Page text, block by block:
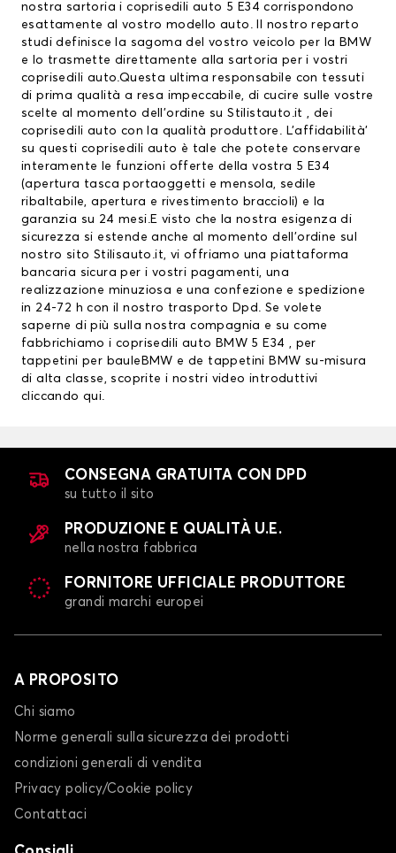
nostra sartoria i coprisedili auto 5 E34 corrispondono
esattamente al vostro modello auto. Il nostro reparto
studi definisce la sagoma del vostro veicolo per la BMW
e lo trasmette direttamente alla sartoria per i vostri
coprisedili auto.Questa ultima responsabile con tessuti
di prima qualità a resa impeccabile, di cucire sulle vostre
scelte al momento dell’ordine su Stilistauto.it , dei
coprisedili auto con la qualità produttore. L’affidabilità’
su questi coprisedili auto è tale che potete conservare
interamente le funzioni offerte della vostra 5 E34
(apertura tasca portaoggetti e mensola, sedile
ribaltabile, apertura e rivestimento braccioli) e la
garanzia su 24 mesi.E visto che la nostra esigenza di
sicurezza si estende anche al momento dell’ordine sul
nostro sito Stilisauto.it, vi offriamo una piattaforma
bancaria sicura per i vostri pagamenti, una
realizzazione minuziosa e una confezione e spedizione
in 24-72 h con il nostro trasporto Dpd. Se volete
saperne di più sulla nostra compagnia e su come
fabbrichiamo i coprisedili auto BMW 5 E34 , per
tappetini per bauleBMW e de tappetini BMW su-misura
di alta classe, scoprite i nostri video introduttivi
cliccando qui.
CONSEGNA GRATUITA CON DPD
su tutto il sito
PRODUZIONE E QUALITÀ U.E.
nella nostra fabbrica
FORNITORE UFFICIALE PRODUTTORE
grandi marchi europei
A PROPOSITO
Chi siamo
Norme generali sulla sicurezza dei prodotti
condizioni generali di vendita
Privacy policy/Cookie policy
Contattaci